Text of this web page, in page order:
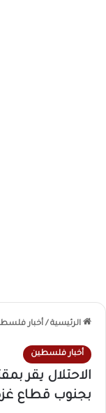
الرئيسية / أخبار
أخبار فلسطين
الاحتلال يقر
بجنوب قطاع